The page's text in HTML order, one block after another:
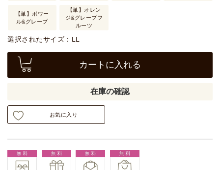
【単】ポワー
ル&グレープ
【単】オレン
ジ&グレープフ
ルーツ
選択されたサイズ：LL
カートに入れる
在庫の確認
お気に入り